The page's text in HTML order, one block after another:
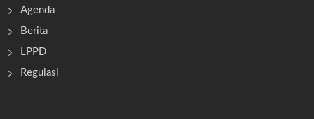
Agenda
Berita
LPPD
Regulasi